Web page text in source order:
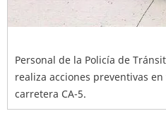
Personal de la Policía de
realiza acciones preventivas
carretera CA-5.